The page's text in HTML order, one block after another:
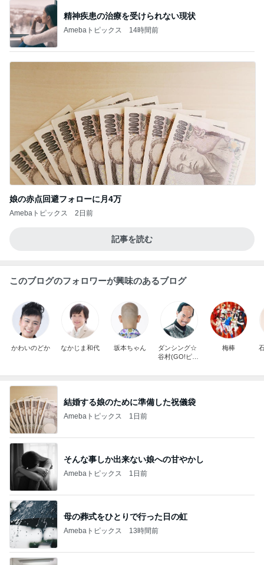
精神疾患の治療を受けられない現状
Amebaトピックス 14時間前
娘の赤点回避フォローに月4万
Amebaトピックス 2日前
記事を読む
このブログのフォロワーが興味のあるブログ
かわいのどか なかじま和代 坂本ちゃん
ダンシング☆
谷村(GO!ピロ
梅棒
結婚する娘のために準備した祝儀袋
Amebaトピックス 1日前
そんな事しか出来ない娘への甘やかし
Amebaトピックス 1日前
母の葬式をひとりで行った日の虹
Amebaトピックス 13時間前